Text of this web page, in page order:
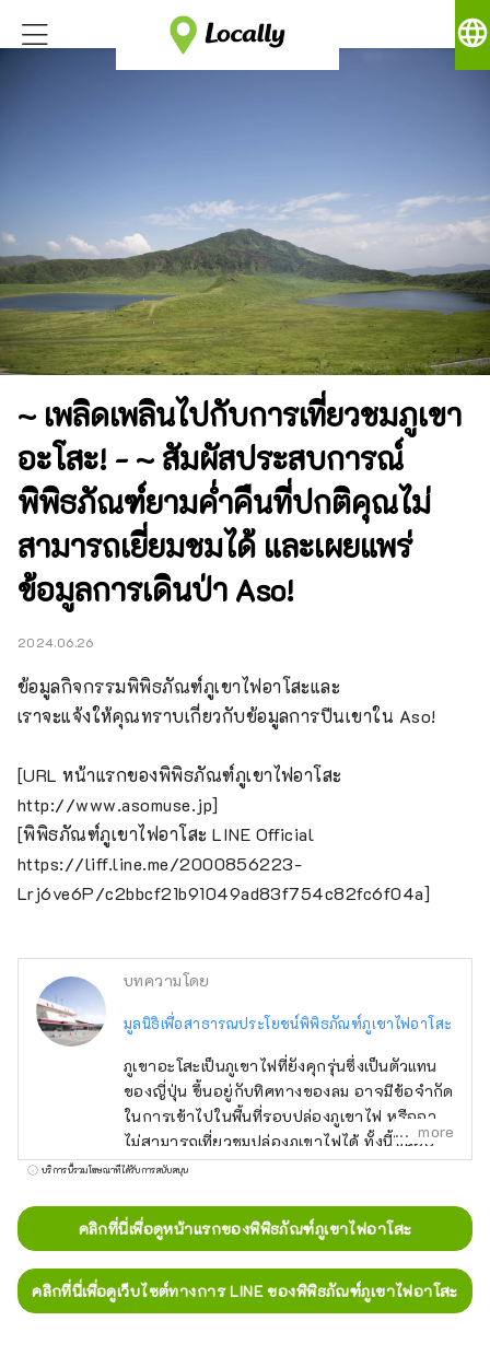
language
~ เพลิดเพลินไปกับการเที่ยวชมภูเขา
อะโสะ! - ~ สัมผัสประสบการณ์
พิพิธภัณฑ์ยามค่ำคืนที่ปกติคุณไม่
สามารถเยี่ยมชมได้ และเผยแพร่
ข้อมูลการเดินป่า Aso!
2024.06.26
ข้อมูลกิจกรรมพิพิธภัณฑ์ภูเขาไฟอาโสะและ
เราจะแจ้งให้คุณทราบเกี่ยวกับข้อมูลการปีนเขาใน Aso!
[URL หน้าแรกของพิพิธภัณฑ์ภูเขาไฟอาโสะ
http://www.asomuse.jp]
[พิพิธภัณฑ์ภูเขาไฟอาโสะ LINE Official
https://liff.line.me/2000856223-
Lrj6ve6P/c2bbcf21b91049ad83f754c82fc6f04a]
บทความโดย
มูลนิธิเพื่อสาธารณประโยชน์พิพิธภัณฑ์ภูเขาไฟอาโสะ
ภูเขาอะโสะเป็นภูเขาไฟที่ยังคุกรุ่นซึ่งเป็นตัวแทน
ของญี่ปุ่น ขึ้นอยู่กับทิศทางของลม อาจมีข้อจำกัด
ในการเข้าไปในพื้นที่รอบปล่องภูเขาไฟ หรืออาจ
ไม่สามารถเที่ยวชมปล่องภูเขาไฟได้ ทั้งนี้ขึ้นอยู่
กับสภาพอากาศ แต่พิพิธภัณฑ์ของเรามีกล้องสอง
ปล่องภูเขาไฟ หน้าจอกว้างที่ให้คุณสังเกต
สถานการณ์ปล่องภูเขาไฟได้แบบเรียลไทม์ นั่นก็
คือ คุณยังสามารถฟังเสียงของปล่องภูเขาไฟได้
ในเวลาเดียวกัน ดังนั้นคุณจึงสามารถเพลิดเพลิน
ไปกับทัวร์ปล่องภูเขาไฟที่ดื่มด่ำได้ นอกจากนี้
more
บริการนี้รวมโฆษณาที่ได้รับการสนับสนุน
คลิกที่นี่เพื่อดูหน้าแรกของพิพิธภัณฑ์ภูเขาไฟอาโสะ
คลิกที่นี่เพื่อดูเว็บไซต์ทางการ LINE ของพิพิธภัณฑ์ภูเขาไฟอาโสะ